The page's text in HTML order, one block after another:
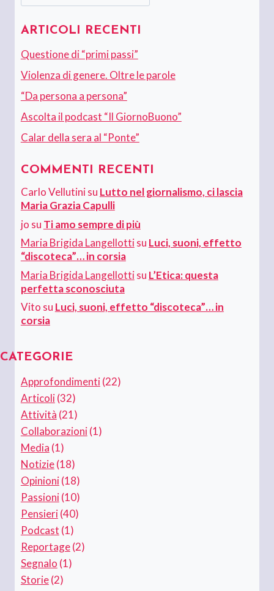
ARTICOLI RECENTI
Questione di “primi passi”
Violenza di genere. Oltre le parole
“Da persona a persona”
Ascolta il podcast “Il GiornoBuono”
Calar della sera al “Ponte”
COMMENTI RECENTI
Carlo Vellutinisu Lutto nel giornalismo, ci lascia
Maria Grazia Capulli
jo su Ti amo sempre di più
Maria Brigida Langellottisu Luci, suoni, effetto
“discoteca”… in corsia
Maria Brigida Langellottisu L’Etica: questa
perfetta sconosciuta
Vito su Luci, suoni, effetto “discoteca”… in
corsia
CATEGORIE
Approfondimenti(22)
Articoli(32)
Attività (21)
Collaborazioni(1)
Media (1)
Notizie(18)
Opinioni(18)
Passioni(10)
Pensieri(40)
Podcast (1)
Reportage(2)
Segnalo (1)
Storie(2)